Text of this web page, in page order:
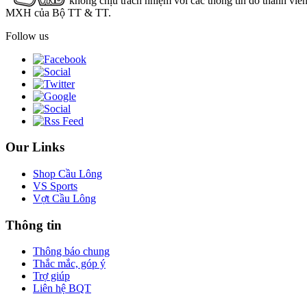
MXH của Bộ TT & TT.
Follow us
Our Links
Shop Cầu Lông
VS Sports
Vợt Cầu Lông
Thông tin
Thông báo chung
Thắc mắc, góp ý
Trợ giúp
Liên hệ BQT